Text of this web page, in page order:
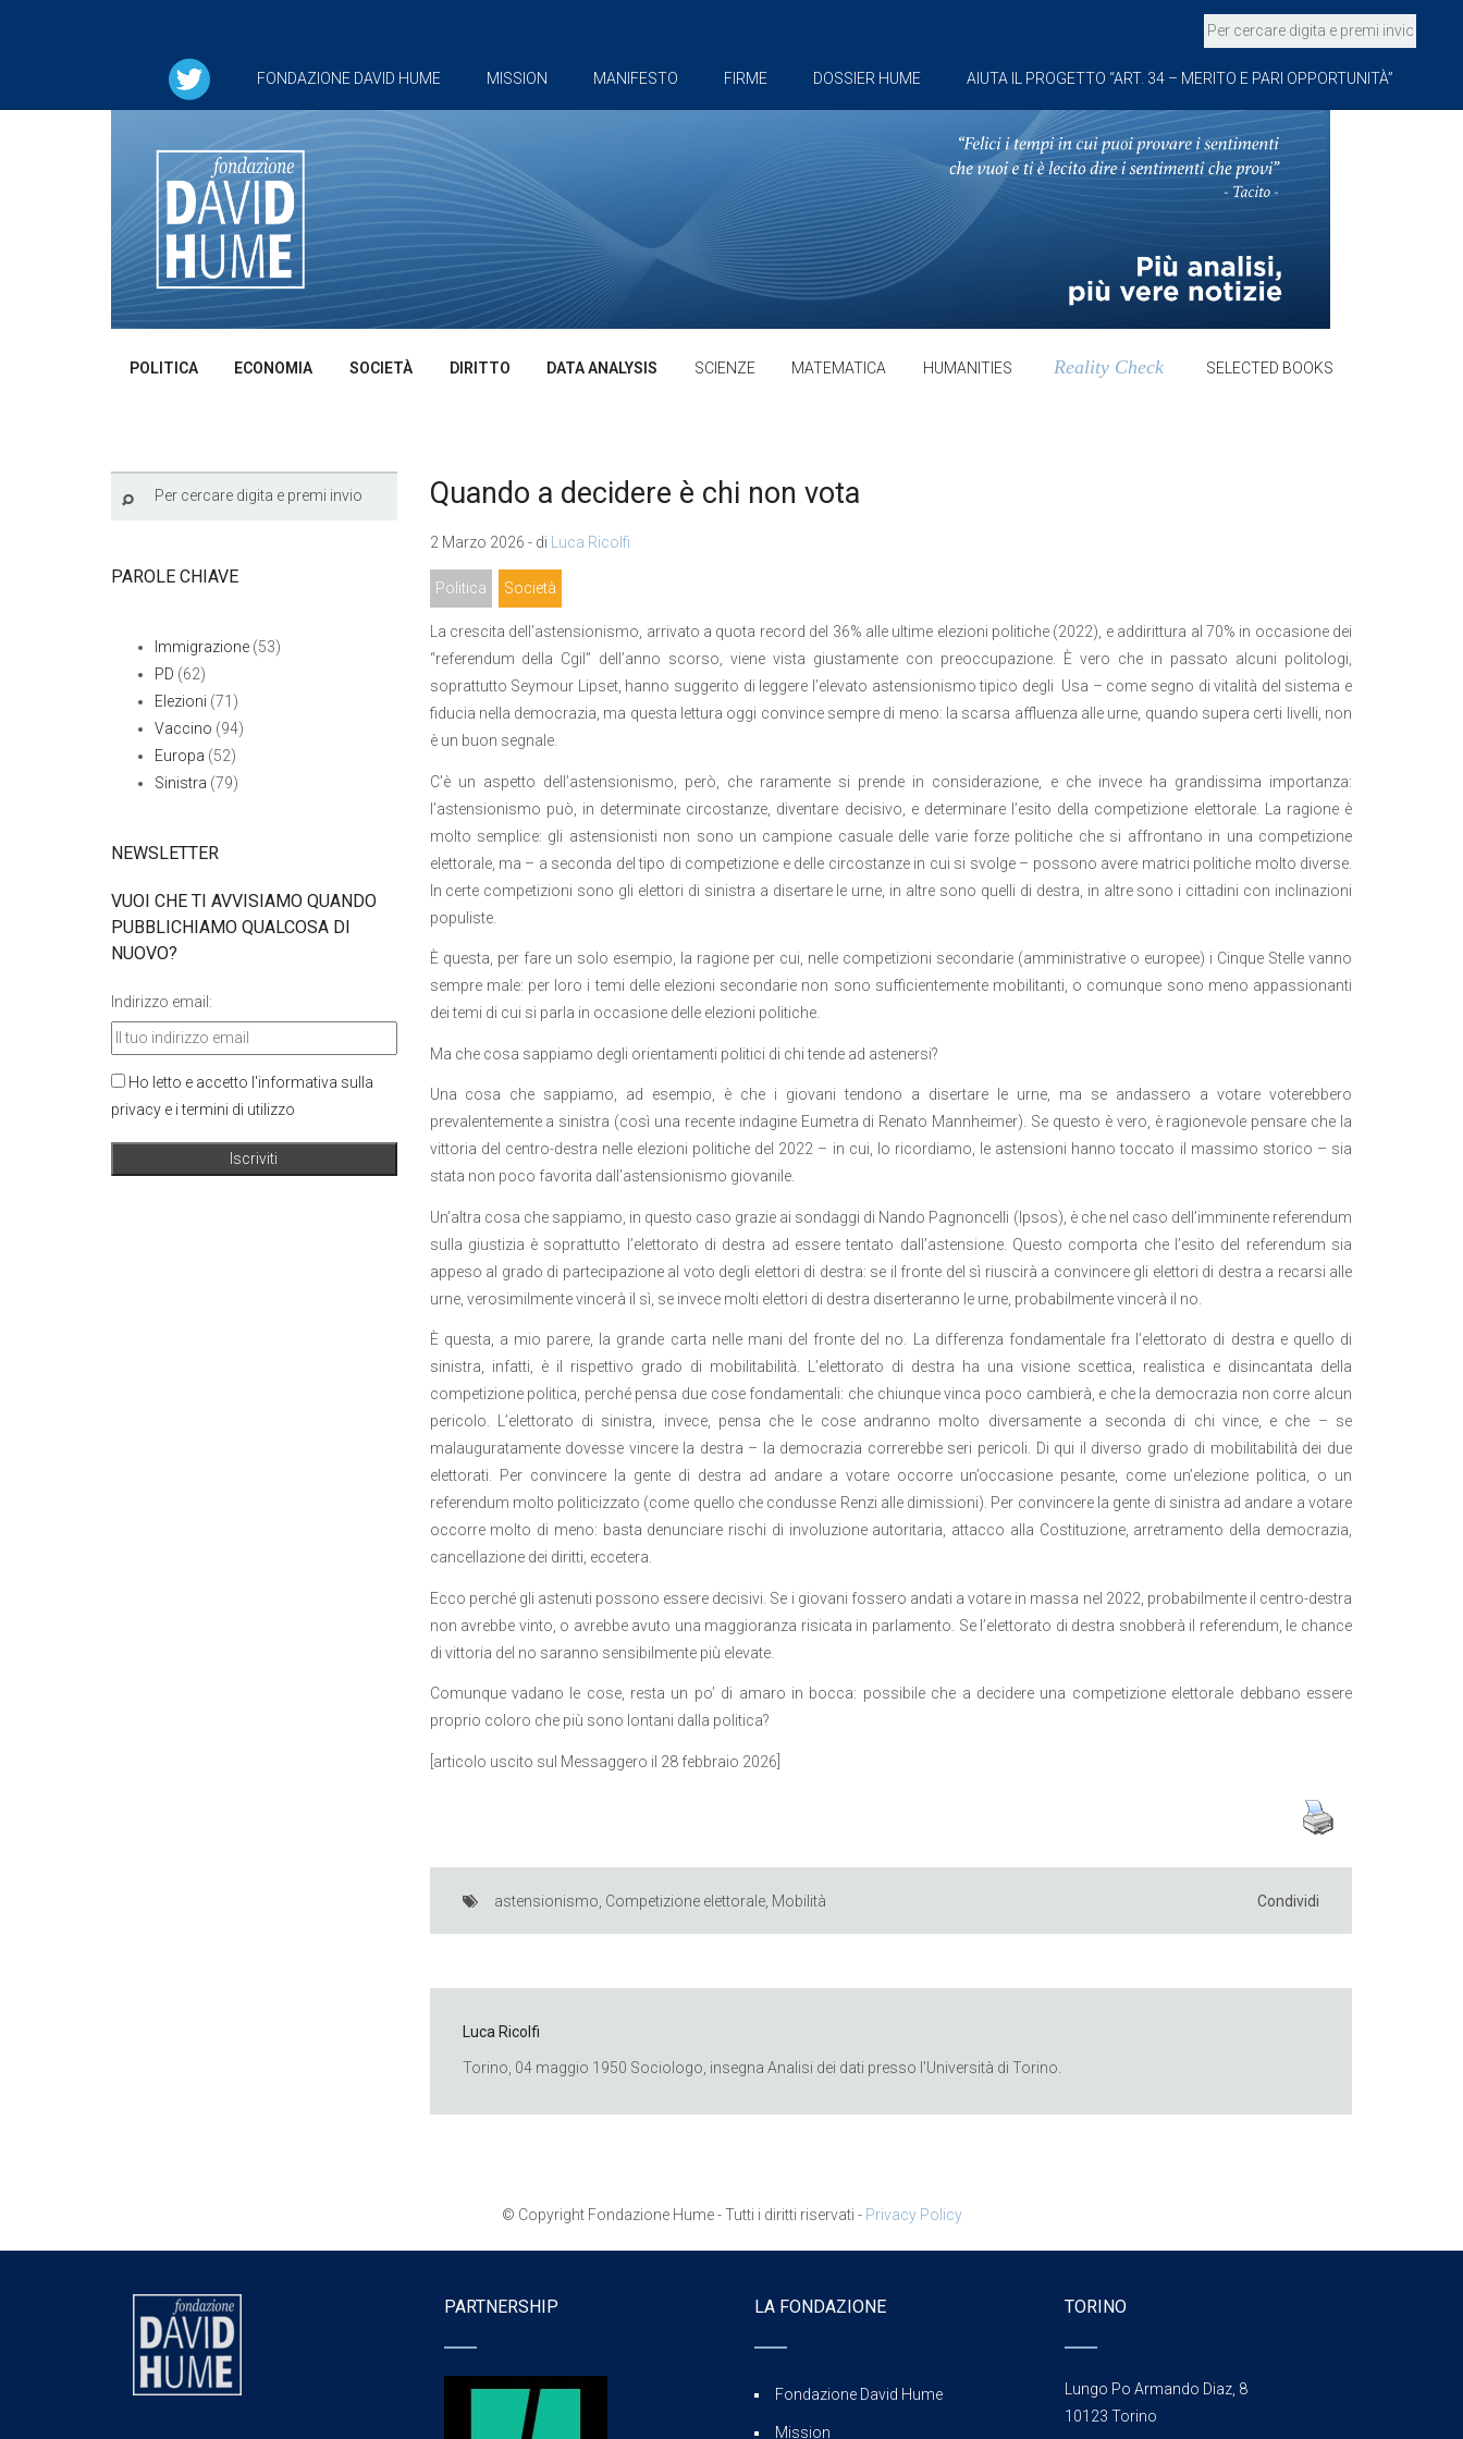
FONDAZIONE DAVID HUME MISSION MANIFESTO FIRME DOSSIER HUME AIUTA IL PROGETTO “ART. 34 – MERITO E PARI OPPORTUNITÀ”
POLITICA ECONOMIA SOCIETÀ DIRITTO DATA ANALYSIS SCIENZE MATEMATICA HUMANITIES Reality Check SELECTED BOOKS
Quando a decidere è chi non vota
2 Marzo 2026 - di Luca Ricolfi
Politica Società
La crescita dell’astensionismo, arrivato a quota record del 36% alle ultime elezioni politiche (2022), e addirittura al 70% in occasione dei
“referendum della Cgil” dell’anno scorso, viene vista giustamente con preoccupazione. È vero che in passato alcuni politologi,
soprattutto Seymour Lipset, hanno suggerito di leggere l’elevato astensionismo tipico degli Usa – come segno di vitalità del sistema e
fiducia nella democrazia, ma questa lettura oggi convince sempre di meno: la scarsa affluenza alle urne, quando supera certi livelli, non
è un buon segnale.
C’è un aspetto dell’astensionismo, però, che raramente si prende in considerazione, e che invece ha grandissima importanza:
l’astensionismo può, in determinate circostanze, diventare decisivo, e determinare l’esito della competizione elettorale. La ragione è
molto semplice: gli astensionisti non sono un campione casuale delle varie forze politiche che si affrontano in una competizione
elettorale, ma – a seconda del tipo di competizione e delle circostanze in cui si svolge – possono avere matrici politiche molto diverse.
In certe competizioni sono gli elettori di sinistra a disertare le urne, in altre sono quelli di destra, in altre sono i cittadini con inclinazioni
populiste.
È questa, per fare un solo esempio, la ragione per cui, nelle competizioni secondarie (amministrative o europee) i Cinque Stelle vanno
sempre male: per loro i temi delle elezioni secondarie non sono sufficientemente mobilitanti, o comunque sono meno appassionanti
dei temi di cui si parla in occasione delle elezioni politiche.
Ma che cosa sappiamo degli orientamenti politici di chi tende ad astenersi?
Una cosa che sappiamo, ad esempio, è che i giovani tendono a disertare le urne, ma se andassero a votare voterebbero
prevalentemente a sinistra (così una recente indagine Eumetra di Renato Mannheimer). Se questo è vero, è ragionevole pensare che la
vittoria del centro-destra nelle elezioni politiche del 2022 – in cui, lo ricordiamo, le astensioni hanno toccato il massimo storico – sia
stata non poco favorita dall’astensionismo giovanile.
Un’altra cosa che sappiamo, in questo caso grazie ai sondaggi di Nando Pagnoncelli (Ipsos), è che nel caso dell’imminente referendum
sulla giustizia è soprattutto l’elettorato di destra ad essere tentato dall’astensione. Questo comporta che l’esito del referendum sia
appeso al grado di partecipazione al voto degli elettori di destra: se il fronte del sì riuscirà a convincere gli elettori di destra a recarsi alle
urne, verosimilmente vincerà il sì, se invece molti elettori di destra diserteranno le urne, probabilmente vincerà il no.
È questa, a mio parere, la grande carta nelle mani del fronte del no. La differenza fondamentale fra l’elettorato di destra e quello di
sinistra, infatti, è il rispettivo grado di mobilitabilità. L’elettorato di destra ha una visione scettica, realistica e disincantata della
competizione politica, perché pensa due cose fondamentali: che chiunque vinca poco cambierà, e che la democrazia non corre alcun
pericolo. L’elettorato di sinistra, invece, pensa che le cose andranno molto diversamente a seconda di chi vince, e che – se
malauguratamente dovesse vincere la destra – la democrazia correrebbe seri pericoli. Di qui il diverso grado di mobilitabilità dei due
elettorati. Per convincere la gente di destra ad andare a votare occorre un’occasione pesante, come un’elezione politica, o un
referendum molto politicizzato (come quello che condusse Renzi alle dimissioni). Per convincere la gente di sinistra ad andare a votare
occorre molto di meno: basta denunciare rischi di involuzione autoritaria, attacco alla Costituzione, arretramento della democrazia,
cancellazione dei diritti, eccetera.
Ecco perché gli astenuti possono essere decisivi. Se i giovani fossero andati a votare in massa nel 2022, probabilmente il centro-destra
non avrebbe vinto, o avrebbe avuto una maggioranza risicata in parlamento. Se l’elettorato di destra snobberà il referendum, le chance
di vittoria del no saranno sensibilmente più elevate.
Comunque vadano le cose, resta un po’ di amaro in bocca: possibile che a decidere una competizione elettorale debbano essere
proprio coloro che più sono lontani dalla politica?
[articolo uscito sul Messaggero il 28 febbraio 2026]
astensionismo Competizione elettorale, Mobilità Condividi
Luca Ricolfi
Torino, 04 maggio 1950 Sociologo, insegna Analisi dei dati presso l'Università di Torino.
PAROLE CHIAVE
Immigrazione (53)
PD (62)
Elezioni (71)
Vaccino (94)
Europa (52)
Sinistra (79)
NEWSLETTER
VUOI CHE TI AVVISIAMO QUANDO
PUBBLICHIAMO QUALCOSA DI
NUOVO?
Indirizzo email:
Ho letto e accetto l'informativa sulla
privacy e i termini di utilizzo
© Copyright Fondazione Hume - Tutti i diritti riservati - Privacy Policy
PARTNERSHIP LA FONDAZIONE
Fondazione David Hume
Mission
TORINO
Lungo Po Armando Diaz, 8
10123 Torino